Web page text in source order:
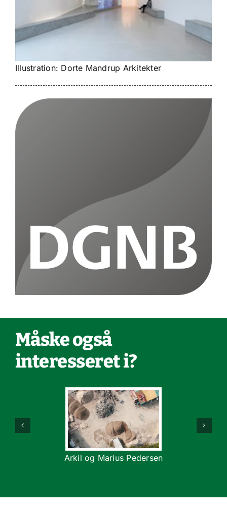
Illustration: Dorte Mandrup Arkitekter
Måske også
interesseret i?
Arkil og Marius Pedersen